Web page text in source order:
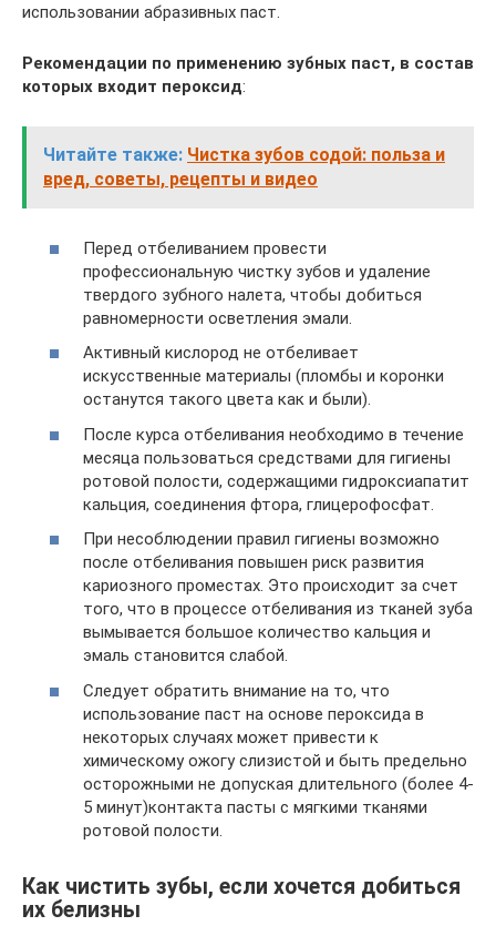
использовании абразивных паст.
Рекомендации по применению зубных паст, в состав
которых входит пероксид:
Читайте также: Чистка зубов содой: польза и
вред, советы, рецепты и видео
Перед отбеливанием провести
профессиональную чистку зубов и удаление
твердого зубного налета, чтобы добиться
равномерности осветления эмали.
Активный кислород не отбеливает
искусственные материалы (пломбы и коронки
останутся такого цвета как и были).
После курса отбеливания необходимо в течение
месяца пользоваться средствами для гигиены
ротовой полости, содержащими гидроксиапатит
кальция, соединения фтора, глицерофосфат.
При несоблюдении правил гигиены возможно
после отбеливания повышен риск развития
кариозного проместах. Это происходит за счет
того, что в процессе отбеливания из тканей зуба
вымывается большое количество кальция и
эмаль становится слабой.
Следует обратить внимание на то, что
использование паст на основе пероксида в
некоторых случаях может привести к
химическому ожогу слизистой и быть предельно
осторожными не допуская длительного (более 4-
5 минут)контакта пасты с мягкими тканями
ротовой полости.
Как чистить зубы, если хочется добиться
их белизны